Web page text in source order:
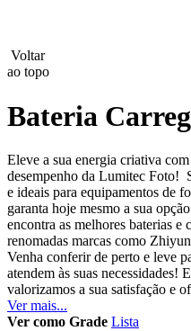
NEEWER
NiceFoto
NingBo Bolun
Photo Facility
Voltar
ao topo
Bateria
Eleve a sua energia criativa
desempenho da Lumitec Foto!
e ideais para equipamentos de
garanta hoje mesmo a sua
encontra as melhores baterias
renomadas marcas como
Venha conferir de perto e leve
atendem às suas
valorizamos a sua satisfação e
Ver mais...
Ver como Grade Lista